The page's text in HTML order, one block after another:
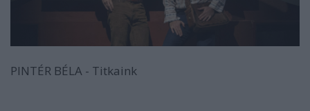
PINTÉR BÉLA - Titkaink